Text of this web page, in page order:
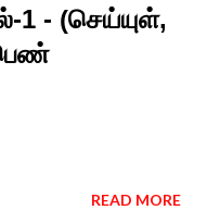
1 - (செய்யுள்,
READ MORE